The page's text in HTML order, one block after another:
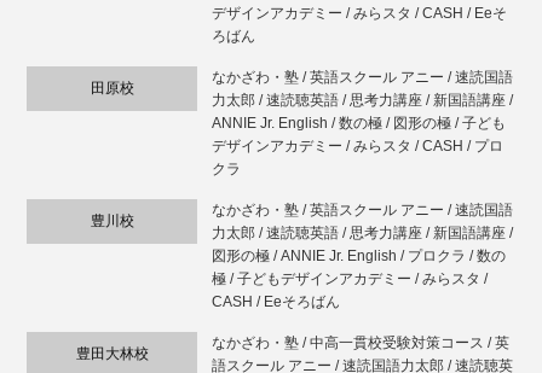
デザインアカデミー / みらスタ / CASH / Eeそ
ろばん
田原校
なかざわ・塾 / 英語スクール アニー / 速読国語
力太郎 / 速読聴英語 / 思考力講座 / 新国語講座 /
ANNIE Jr. English / 数の極 / 図形の極 / 子ども
デザインアカデミー / みらスタ / CASH / プロ
クラ
豊川校
なかざわ・塾 / 英語スクール アニー / 速読国語
力太郎 / 速読聴英語 / 思考力講座 / 新国語講座 /
図形の極 / ANNIE Jr. English / プロクラ / 数の
極 / 子どもデザインアカデミー / みらスタ /
CASH / Eeそろばん
豊田大林校
なかざわ・塾 / 中高一貫校受験対策コース / 英
語スクール アニー / 速読国語力太郎 / 速読聴英